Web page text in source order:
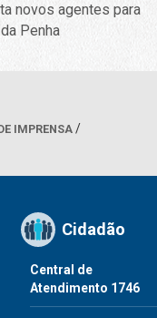
novos agentes para
Penha
IMPRENSA
Cidadão
Central de
Atendimento 1746